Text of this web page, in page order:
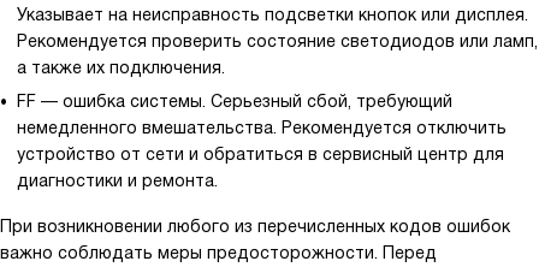
Указывает на неисправность подсветки кнопок или дисплея.
Рекомендуется проверить состояние светодиодов или ламп,
а также их подключения.
FF — ошибка системы. Серьезный сбой, требующий
немедленного вмешательства. Рекомендуется отключить
устройство от сети и обратиться в сервисный центр для
диагностики и ремонта.
При возникновении любого из перечисленных кодов ошибок
важно соблюдать меры предосторожности. Перед